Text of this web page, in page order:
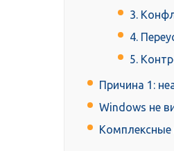
3.
4.
5.
Причина 1:
Windows не